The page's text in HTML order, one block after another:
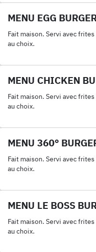
MENU EGG
Fait maison. Servi avec
au choix.
MENU CHICKEN
Fait maison. Servi avec
au choix.
MENU 360°
Fait maison. Servi avec
au choix.
MENU LE BOSS
Fait maison. Servi avec
au choix.